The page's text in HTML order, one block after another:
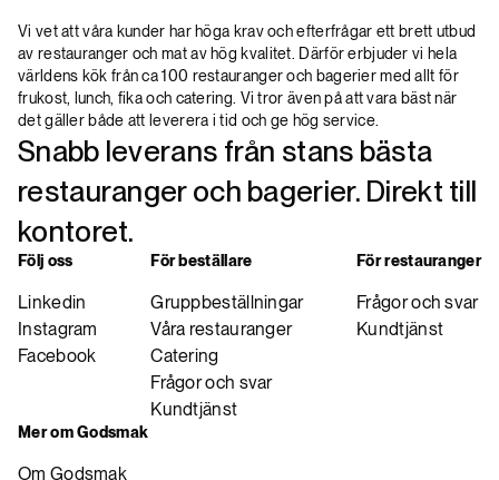
Vi vet att våra kunder har höga krav och efterfrågar ett brett utbud
av restauranger och mat av hög kvalitet. Därför erbjuder vi hela
världens kök från ca 100 restauranger och bagerier med allt för
frukost, lunch, fika och catering. Vi tror även på att vara bäst när
det gäller både att leverera i tid och ge hög service.
Snabb leverans från stans bästa
restauranger och bagerier. Direkt till
kontoret.
Följ oss
Linkedin
Instagram
Facebook
För beställare
Gruppbeställningar
Våra restauranger
Catering
Frågor och svar
Kundtjänst
För restauranger
Frågor och svar
Kundtjänst
Mer om Godsmak
Om Godsmak